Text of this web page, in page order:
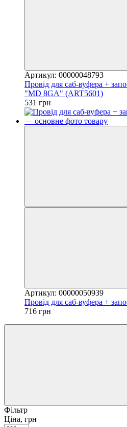
Артикул: 00000048793
Провід для саб-вуфера +
"MD 8GA" (ART5601)
531 грн
Артикул: 00000050939
Провід для саб-вуфера +
716 грн
Фільтр
Ціна, грн